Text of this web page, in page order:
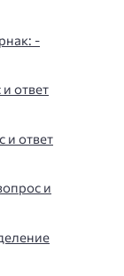
-
ответ
и ответ
и